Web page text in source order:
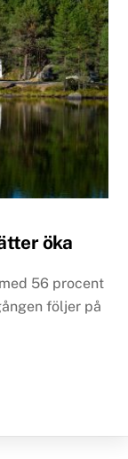
öka
56 procent
följer på